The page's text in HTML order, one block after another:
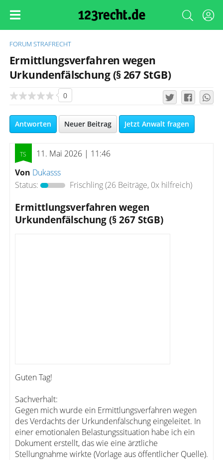
FORUM STRAFRECHT
Ermittlungsverfahren wegen
Urkundenfälschung (§ 267 StGB)
0
Antworten Neuer Beitrag Jetzt Anwalt fragen
11. Mai 2026 | 11:46
Von Dukasss
Status:
Frischling(26 Beiträge, 0x hilfreich)
Ermittlungsverfahren wegen
Urkundenfälschung (§ 267 StGB)
Guten Tag!
Sachverhalt:
Gegen mich wurde ein Ermittlungsverfahren wegen
des Verdachts der Urkundenfälschung eingeleitet. In
einer emotionalen Belastungssituation habe ich ein
Dokument erstellt, das wie eine ärztliche
Stellungnahme wirkte (Vorlage aus öffentlicher Quelle).